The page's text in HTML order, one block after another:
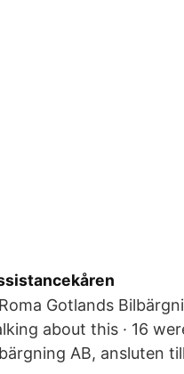
Gotlands
about this · 16
AB, ansluten